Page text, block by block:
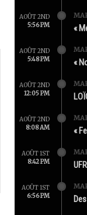
AOÛT 2ND
5:56 PM
«
AOÛT 2ND
5:48 PM
«
AOÛT 2ND
12:05 PM
AOÛT 2ND
8:08 AM
«
AOÛT 1ST
8:42 PM
AOÛT 1ST
6:56 PM